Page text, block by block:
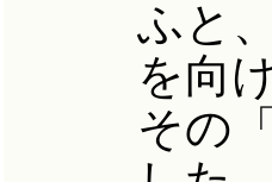
ふと
を向
その